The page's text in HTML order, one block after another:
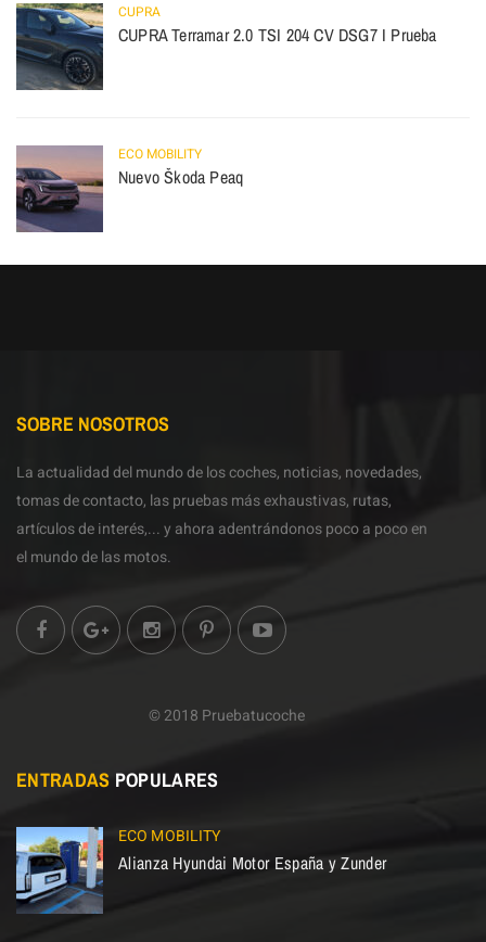
CUPRA
CUPRA Terramar 2.0 TSI 204 CV DSG7 I Prueba
ECO MOBILITY
Nuevo Škoda Peaq
SOBRE NOSOTROS
La actualidad del mundo de los coches, noticias, novedades,
tomas de contacto, las pruebas más exhaustivas, rutas,
artículos de interés,... y ahora adentrándonos poco a poco en
el mundo de las motos.
© 2018 Pruebatucoche
ENTRADAS POPULARES
ECO MOBILITY
Alianza Hyundai Motor España y Zunder